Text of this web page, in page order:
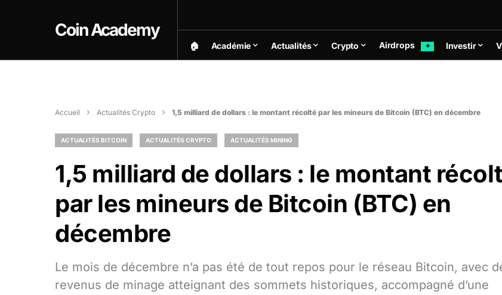
Coin Academy
🏠︎ Académie Actualités Crypto Airdrops ✦ Investir
Accueil Actualités Crypto 1,5 milliard de dollars : le montant récolté par les mineurs de Bitcoin (BTC) en décembre
ACTUALITÉS BITCOIN ACTUALITÉS CRYPTO ACTUALITÉS MINING
1,5 milliard de dollars : le montant
par les mineurs de Bitcoin (BTC) en
décembre
Le mois de décembre n’a pas été de tout repos pour le réseau Bitcoin, avec
revenus de minage atteignant des sommets historiques, accompagné d’une